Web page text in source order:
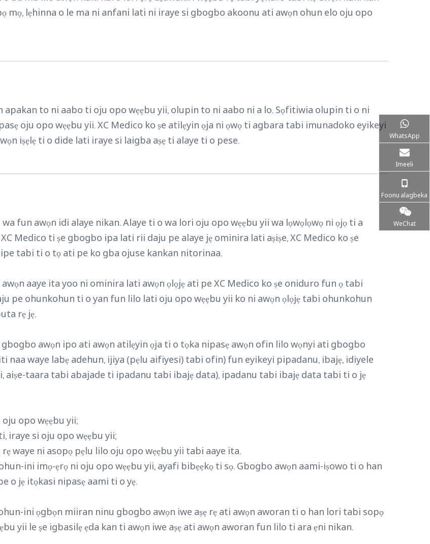
mọ, lẹhinna o le ma ni anfani lati ni iraye si gbogbo akoonu ati awọn ohun elo oju opo
apakan to ni aabo ti oju opo wẹẹbu yii, olupin to ni aabo ni a lo. Sọfitiwia olupin ti o ni
oju opo wẹẹbu yii. XC Medico ko ṣe atilẹyin ọja ni ọwọ ti agbara tabi imunadoko eyikeyi
iṣẹlẹ ti o dide lati iraye si laigba aṣẹ ti alaye ti o pese.
fun awọn idi alaye nikan. Alaye ti o wa lori oju opo wẹẹbu yii wa lọwọlọwọ ni ọjọ ti a
Medico ti ṣe gbogbo ipa lati rii daju pe alaye jẹ ominira lati aṣiṣe, XC Medico ko ṣe
tabi ti o tọ ati pe ko gba ojuse kankan nitorinaa.
aaye ita yoo ni ominira lati awọn ọlọjẹ ati pe XC Medico ko ṣe oniduro fun ọ tabi
pe ohunkohun ti o yan fun lilo lati oju opo wẹẹbu yii ko ni awọn ọlọjẹ tabi ohunkohun
rẹ jẹ.
awọn ipo ati awọn atilẹyin ọja ti o tọka nipasẹ awọn ofin lilo wọnyi ati gbogbo
waye labẹ adehun, ijiya (pẹlu aifiyesi) tabi ofin) fun eyikeyi pipadanu, ibajẹ, idiyele
taara tabi abajade ti ipadanu tabi ibajẹ data), ipadanu tabi ibajẹ data tabi ti o jẹ
opo wẹẹbu yii;
iraye si oju opo wẹẹbu yii;
waye ni asopọ pẹlu lilo oju opo wẹẹbu yii tabi aaye ita.
ini imọ-ẹrọ ni oju opo wẹẹbu yii, ayafi bibẹẹkọ ti sọ. Gbogbo awọn aami-iṣowo ti o han
o jẹ itọkasi nipasẹ aami ti o yẹ.
ini ọgbọn miiran ninu gbogbo awọn iwe aṣẹ rẹ ati awọn aworan ti o han lori tabi sopọ
yii le ṣe igbasilẹ ẹda kan ti awọn iwe aṣẹ ati awọn aworan fun lilo ti ara ẹni nikan.
WhatsApp
Imeeli
Foonu alagbeka
WeChat